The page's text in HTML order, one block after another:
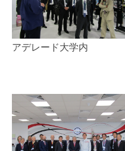
アデレード大学内